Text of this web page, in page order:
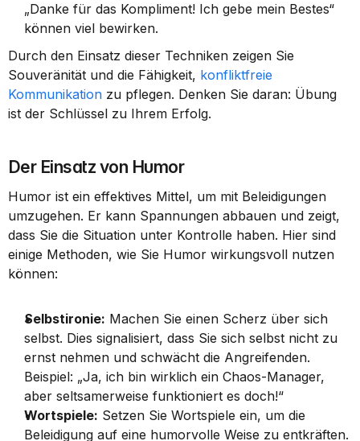
„Danke für das Kompliment! Ich gebe mein Bestes“
können viel bewirken.
Durch den Einsatz dieser Techniken zeigen Sie
Souveränität und die Fähigkeit, konfliktfreie
Kommunikation zu pflegen. Denken Sie daran: Übung
ist der Schlüssel zu Ihrem Erfolg.
Der Einsatz von Humor
Humor ist ein effektives Mittel, um mit Beleidigungen
umzugehen. Er kann Spannungen abbauen und zeigt,
dass Sie die Situation unter Kontrolle haben. Hier sind
einige Methoden, wie Sie Humor wirkungsvoll nutzen
können:
Selbstironie: Machen Sie einen Scherz über sich
selbst. Dies signalisiert, dass Sie sich selbst nicht zu
ernst nehmen und schwächt die Angreifenden.
Beispiel: „Ja, ich bin wirklich ein Chaos-Manager,
aber seltsamerweise funktioniert es doch!“
Wortspiele: Setzen Sie Wortspiele ein, um die
Beleidigung auf eine humorvolle Weise zu entkräften.